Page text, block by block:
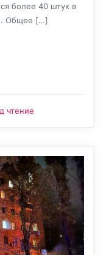
более 40 штук в
Общее […]
чтение